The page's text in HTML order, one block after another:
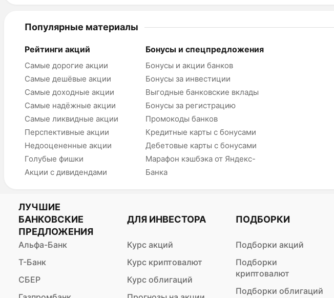
Популярные материалы
Рейтинги акций
Самые дорогие акции
Самые дешёвые акции
Самые доходные акции
Самые надёжные акции
Самые ликвидные акции
Перспективные акции
Недооцененные акции
Голубые фишки
Акции с дивидендами
Бонусы и спецпредложения
Бонусы и акции банков
Бонусы за инвестиции
Выгодные банковские вклады
Бонусы за регистрацию
Промокоды банков
Кредитные карты с бонусами
Дебетовые карты с бонусами
Марафон кэшбэка от Яндекс-
Банка
ЛУЧШИЕ
БАНКОВСКИЕ
ПРЕДЛОЖЕНИЯ
Альфа-Банк
Т-Банк
СБЕР
ДЛЯ ИНВЕСТОРА
Курс акций
Курс криптовалют
Курс облигаций
ПОДБОРКИ
Подборки акций
Подборки
криптовалют
Подборки облигаций